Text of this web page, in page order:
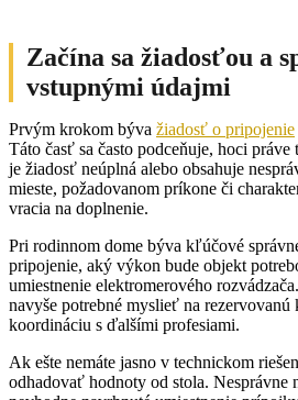
Začína sa žiadosťou a
vstupnými údajmi
Prvým krokom býva žiadosť o pripojenie
Táto časť sa často podceňuje, hoci
je žiadosť neúplná alebo obsahuje
mieste, požadovanom príkone či
vracia na doplnenie.
Pri rodinnom dome býva kľúčové
pripojenie, aký výkon bude objekt
umiestnenie elektromerového
navyše potrebné myslieť na rezervovanú
koordináciu s ďalšími profesiami.
Ak ešte nemáte jasno v technickom
odhadovať hodnoty od stola. Nesprávne